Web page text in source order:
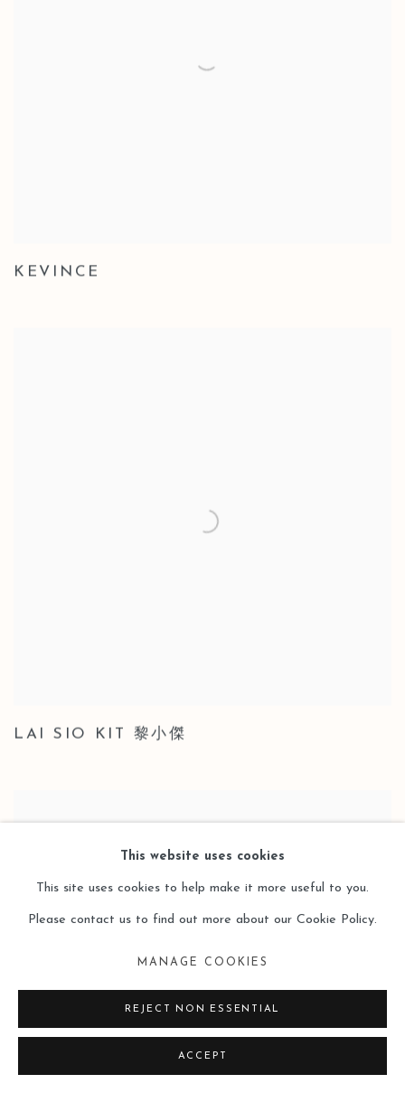
KEVINCE
LAI SIO KIT 黎小傑
This website uses cookies
This site uses cookies to help make it more useful to you.
Please contact us to find out more about our Cookie Policy.
MANAGE COOKIES
REJECT NON ESSENTIAL
ACCEPT